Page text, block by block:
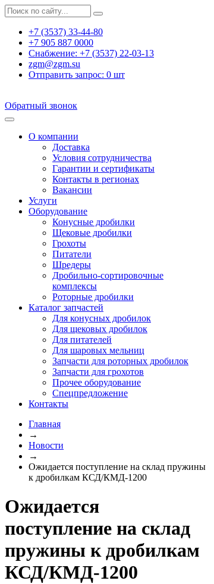
+7 (3537) 33-44-80
+7 905 887 0000
Снабжение: +7 (3537) 22-03-13
zgm@zgm.su
Отправить запрос: 0 шт
Обратный звонок
О компании
Доставка
Условия сотрудничества
Гарантии и сертификаты
Контакты в регионах
Вакансии
Услуги
Оборудование
Конусные дробилки
Щековые дробилки
Грохоты
Питатели
Шредеры
Дробильно-сортировочные
комплексы
Роторные дробилки
Каталог запчастей
Для конусных дробилок
Для щековых дробилок
Для питателей
Для шаровых мельниц
Запчасти для роторных дробилок
Запчасти для грохотов
Прочее оборудование
Спецпредложение
Контакты
Главная
→
Новости
→
Ожидается поступление на склад пружины
к дробилкам КСД/КМД-1200
Ожидается
поступление на склад
пружины к дробилкам
КСД/КМД-1200